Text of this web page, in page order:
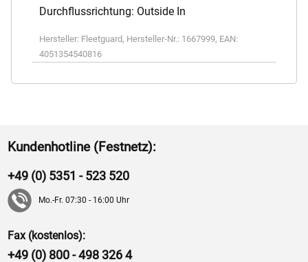
Durchflussrichtung: Outside In
Hersteller: Fleetguard, Hersteller-Nr.: 1667999, EAN:
4051354540816
Kundenhotline (Festnetz):
+49 (0) 5351 - 523 520
Mo.-Fr. 07:30 - 16:00 Uhr
Fax (kostenlos):
+49 (0) 800 - 498 326 4